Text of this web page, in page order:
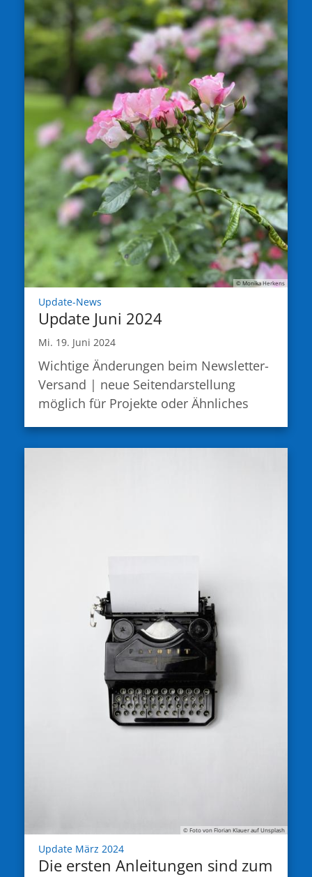
© Monika Herkens
Update-News
Update Juni 2024
Mi. 19. Juni 2024
Wichtige Änderungen beim Newsletter-
Versand | neue Seitendarstellung
möglich für Projekte oder Ähnliches
© Foto von Florian Klauer auf Unsplash
Update März 2024:
Die ersten Anleitungen sind zum